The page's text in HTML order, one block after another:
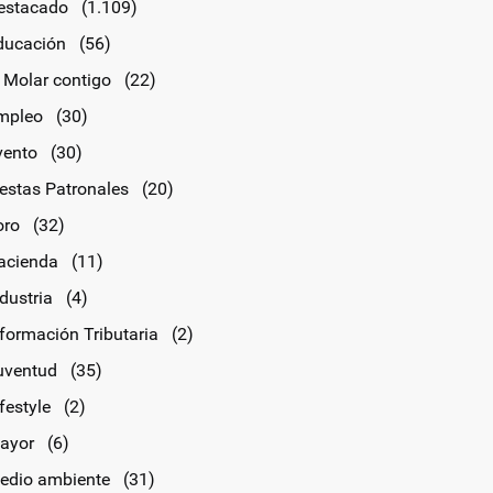
(1.109)
(56)
Molar contigo
(22)
(30)
(30)
Patronales
(20)
(32)
(11)
(4)
Tributaria
(2)
(35)
(2)
(6)
ambiente
(31)